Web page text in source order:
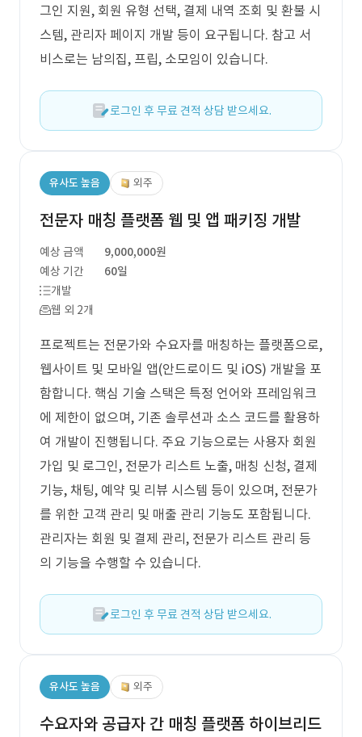
그인 지원, 회원 유형 선택, 결제 내역 조회 및 환불 시
스템, 관리자 페이지 개발 등이 요구됩니다. 참고 서
비스로는 남의집, 프립, 소모임이 있습니다.
로그인 후 무료 견적 상담 받으세요.
유사도 높음 외주
전문자 매칭 플랫폼 웹 및 앱 패키징 개발
예상 금액
9,000,000원
예상 기간
60일
개발
웹 외 2개
프로젝트는 전문가와 수요자를 매칭하는 플랫폼으로,
웹사이트 및 모바일 앱(안드로이드 및 iOS) 개발을 포
함합니다. 핵심 기술 스택은 특정 언어와 프레임워크
에 제한이 없으며, 기존 솔루션과 소스 코드를 활용하
여 개발이 진행됩니다. 주요 기능으로는 사용자 회원
가입 및 로그인, 전문가 리스트 노출, 매칭 신청, 결제
기능, 채팅, 예약 및 리뷰 시스템 등이 있으며, 전문가
를 위한 고객 관리 및 매출 관리 기능도 포함됩니다.
관리자는 회원 및 결제 관리, 전문가 리스트 관리 등
의 기능을 수행할 수 있습니다.
로그인 후 무료 견적 상담 받으세요.
유사도 높음 외주
수요자와 공급자 간 매칭 플랫폼 하이브리드